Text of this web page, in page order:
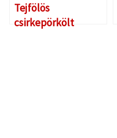
Tejfölös
csirkepörkölt